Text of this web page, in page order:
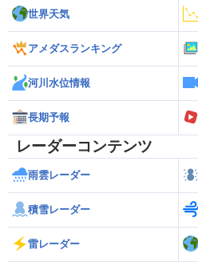
世界天気
アメダスランキング
河川水位情報
長期予報
レーダーコンテンツ
雨雲レーダー
積雪レーダー
雷レーダー